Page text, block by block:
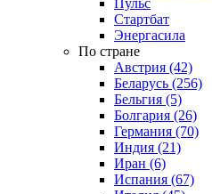
Пульс
Стартбат
Энергасила
По стране
Австрия (42)
Беларусь (256)
Бельгия (5)
Болгария (26)
Германия (70)
Индия (21)
Иран (6)
Испания (67)